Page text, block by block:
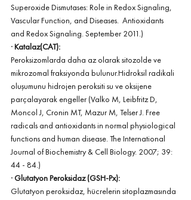
Superoxide Dismutases: Role in Redox Signaling,
Vascular Function, and Diseases. Antioxidants
and Redox Signaling. September 2011.)
· Katalaz(CAT):
Peroksizomlarda daha az olarak sitozolde ve
mikrozomal fraksiyonda bulunur.Hidroksil radikali
oluşumunu hidrojen peroksiti su ve oksijene
parçalayarak engeller (Valko M, Leibfritz D,
Moncol J, Cronin MT, Mazur M, Telser J. Free
radicals and antioxidants in normal physiological
functions and human disease. The International
Journal of Biochemistry & Cell Biology. 2007; 39:
44 - 84.)
· Glutatyon Peroksidaz (GSH-Px):
Glutatyon peroksidaz, hücrelerin sitoplazmasında